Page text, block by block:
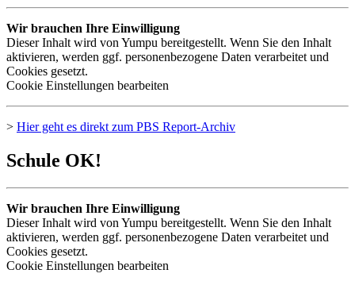
Wir brauchen Ihre Einwilligung
Dieser Inhalt wird von Yumpu bereitgestellt. Wenn Sie den Inhalt
aktivieren, werden ggf. personenbezogene Daten verarbeitet und
Cookies gesetzt.
Cookie Einstellungen bearbeiten
> Hier geht es direkt zum PBS Report-Archiv
Schule OK!
Wir brauchen Ihre Einwilligung
Dieser Inhalt wird von Yumpu bereitgestellt. Wenn Sie den Inhalt
aktivieren, werden ggf. personenbezogene Daten verarbeitet und
Cookies gesetzt.
Cookie Einstellungen bearbeiten